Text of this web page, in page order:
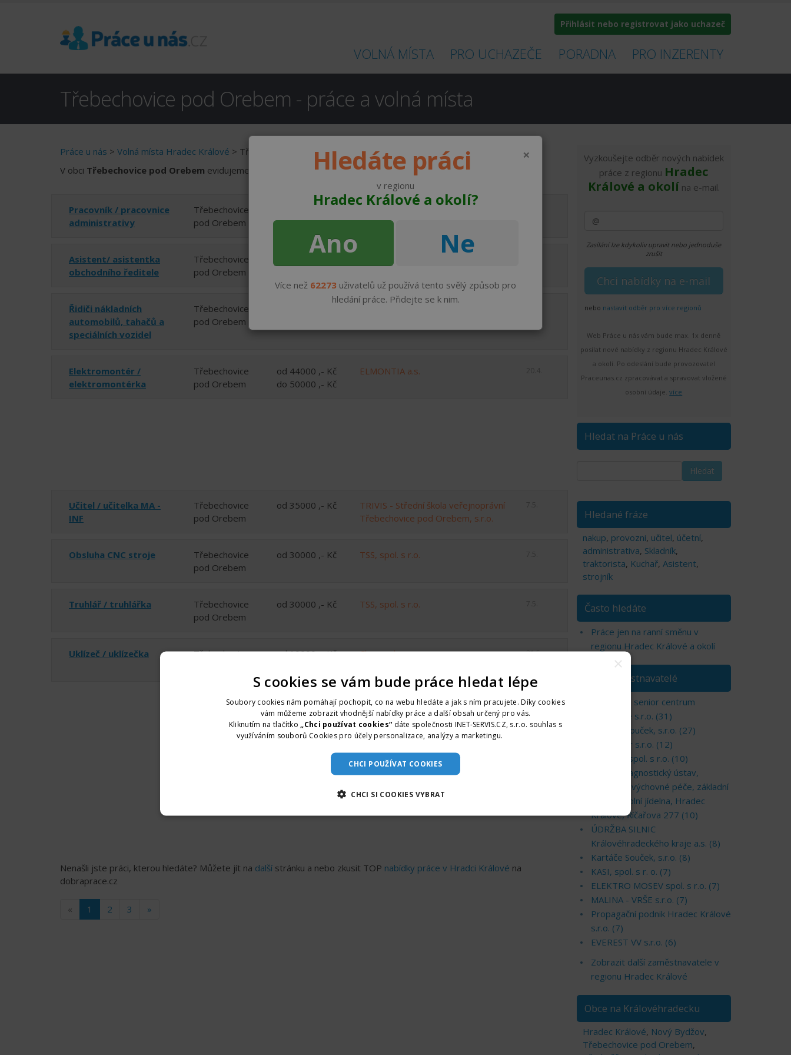
Přihlásit nebo registrovat jako uchazeč
VOLNÁ MÍSTA PRO UCHAZEČE PORADNA PRO INZERENTY
Třebechovice pod Orebem - práce a volná místa
Práce u nás > Volná místa Hradec Králové > Třebechovice pod Orebem
V obci Třebechovice pod Orebem evidujeme 23 volných pracovních míst.
Pracovník / pracovnice
administrativy
Třebechovice
pod Orebem
Asistent/ asistentka
obchodního ředitele
Třebechovice
pod Orebem
Řidiči nákladních
automobilů, tahačů a
speciálních vozidel
Třebechovice
pod Orebem
J+L Kubálek s.r.o.
Elektromontér /
elektromontérka
Třebechovice
pod Orebem
od 44000 ,- Kč
do 50000 ,- Kč
ELMONTIA a.s.
Učitel / učitelka MA -
INF
Třebechovice
pod Orebem
od 35000 ,- Kč
TRIVIS - Střední škola veřejnoprávní
Třebechovice pod Orebem, s.r.o.
Obsluha CNC stroje
Třebechovice
pod Orebem
od 30000 ,- Kč TSS, spol. s r.o.
Truhlář / truhlářka
Třebechovice
pod Orebem
od 30000 ,- Kč TSS, spol. s r.o.
Uklízeč / uklízečka
Třebechovice
od 10000 ,- Kč
Cleanmal s.r.o. 21.5.
Nenašli jste práci, kterou hledáte? Můžete jít na další stránku a nebo zkusit TOP nabídky práce v Hradci Králové na
dobraprace.cz
« 1 2 3 »
Vyzkoušejte odběr nových nabídek
práce z regionu Hradec
Králové a okolí na e-mail.
Zasílání lze kdykoliv upravit nebo jednoduše
zrušit
nebo nastavit odběr pro více regionů
Web Práce u nás vám bude max. 1x denně
posílat nové nabídky z regionu Hradec Králové
a okolí. Po odeslání bude provozovatel
Praceunas.cz zpracovávat a spravovat vložené
osobní údaje.více
Hledat na Práce u nás
Hledané fráze
nakup, provozni, učitel, účetní,
administrativa, Skladník,
traktorista, Kuchař, Asistent,
strojník
Často hledáte
Práce jen na ranní směnu v
regionu Hradec Králové a okolí
TOP zaměstnavatelé
Soukromé senior centrum
Nechanice s.r.o. (31)
Kartáče Souček, s.r.o. (27)
OLFIN Car s.r.o. (12)
SV metal spol. s r.o. (10)
Dětský diagnostický ústav,
středisko výchovné péče, základní
škola a školní jídelna, Hradec
Králové, Říčařova 277 (10)
ÚDRŽBA SILNIC
Královéhradeckého kraje a.s. (8)
Kartáče Souček, s.r.o. (8)
KASI, spol. s r. o. (7)
ELEKTRO MOSEV spol. s r.o. (7)
MALINA - VRŠE s.r.o. (7)
Propagační podnik Hradec Králové
s.r.o. (7)
EVEREST VV s.r.o. (6)
Zobrazit další zaměstnavatele v
regionu Hradec Králové
Obce na Královéhradecku
Hradec Králové, Nový Bydžov,
Třebechovice pod Orebem,
×
Hledáte práci
v regionu
Hradec Králové a okolí?
Ano Ne
Více než 62273 uživatelů už používá tento svělý způsob pro
hledání práce. Přidejte se k nim.
×
S cookies se vám bude práce hledat lépe
Soubory cookies nám pomáhají pochopit, co na webu hledáte a jak s ním pracujete. Díky cookies
vám můžeme zobrazit vhodnější nabídky práce a další obsah určený pro vás.
Kliknutím na tlačítko
„Chci používat cookies“ dáte společnosti INET-SERVIS.CZ, s.r.o. souhlas s
využíváním souborů Cookies pro účely personalizace, analýzy a marketingu.
CHCI POUŽÍVAT COOKIES
CHCI SI COOKIES VYBRAT